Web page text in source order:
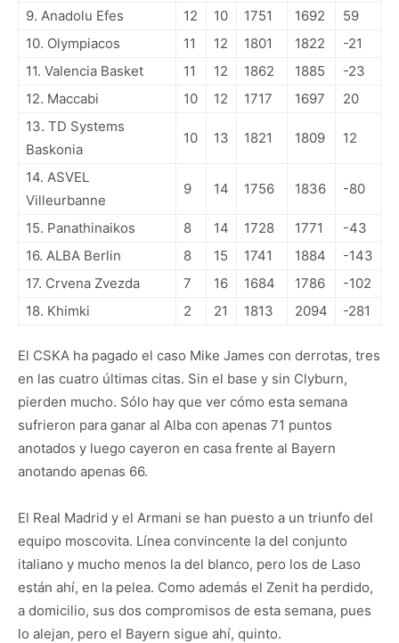
9. Anadolu Efes
12 10 1751 1692
59
10. Olympiacos
11 12 1801 1822
-21
11. Valencia Basket
11 12 1862 1885
-23
12. Maccabi
10 12 1717 1697
20
13. TD Systems
Baskonia
10 13 1821 1809 12
14. ASVEL
Villeurbanne
9 14 1756 1836 -80
15. Panathinaikos 8 14 1728 1771
-43
16. ALBA Berlin
8 15 1741 1884
-143
17. Crvena Zvezda
7 16 1684 1786
-102
18. Khimki
2 21 1813 2094 -281
El CSKA ha pagado el caso Mike James con derrotas, tres
en las cuatro últimas citas. Sin el base y sin Clyburn,
pierden mucho. Sólo hay que ver cómo esta semana
sufrieron para ganar al Alba con apenas 71 puntos
anotados y luego cayeron en casa frente al Bayern
anotando apenas 66.
El Real Madrid y el Armani se han puesto a un triunfo del
equipo moscovita. Línea convincente la del conjunto
italiano y mucho menos la del blanco, pero los de Laso
están ahí, en la pelea. Como además el Zenit ha perdido,
a domicilio, sus dos compromisos de esta semana, pues
lo alejan, pero el Bayern sigue ahí, quinto.